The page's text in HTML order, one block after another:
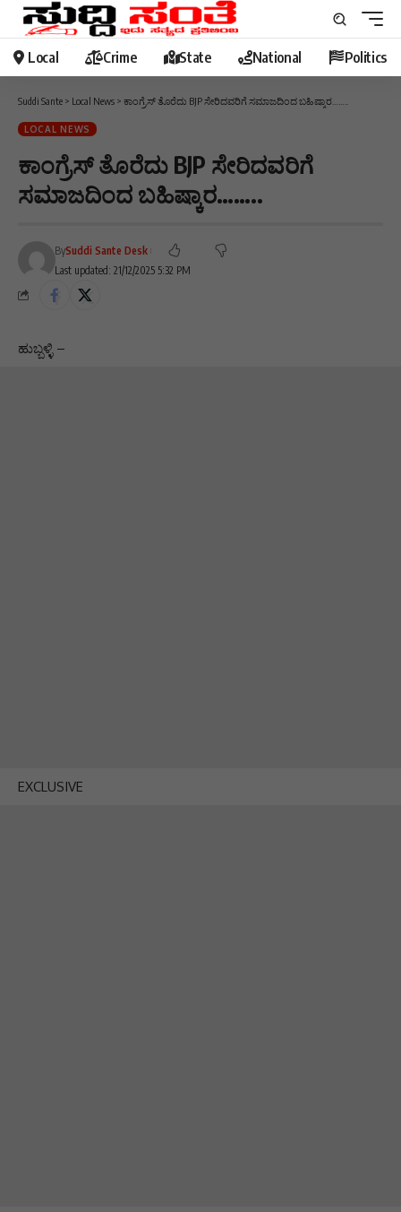
Local Crime State National Politics
Suddi Sante > Local News > ಕಾಂಗ್ರೆಸ್ ತೊರೆದು BJP ಸೇರಿದವರಿಗೆ ಸಮಾಜದಿಂದ ಬಹಿಷ್ಕಾರ……..
LOCAL NEWS
ಕಾಂಗ್ರೆಸ್ ತೊರೆದು BJP ಸೇರಿದವರಿಗೆ
ಸಮಾಜದಿಂದ ಬಹಿಷ್ಕಾರ……..
Last updated: 21/12/2025 5:32 PM
BySuddi Sante Desk
ಹುಬ್ಬಳ್ಳಿ –
EXCLUSIVE